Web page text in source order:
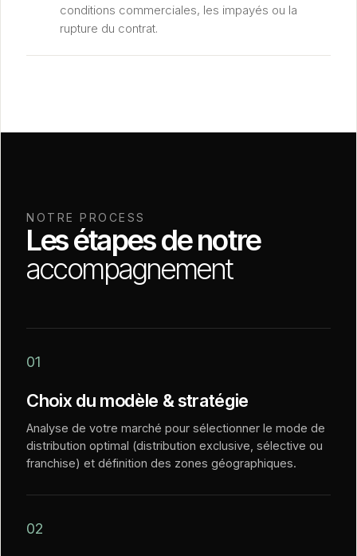
conditions commerciales, les impayés ou la
rupture du contrat.
NOTRE PROCESS
Les étapes de notre
accompagnement
01
Choix du modèle & stratégie
Analyse de votre marché pour sélectionner le mode de
distribution optimal (distribution exclusive, sélective ou
franchise) et définition des zones géographiques.
02